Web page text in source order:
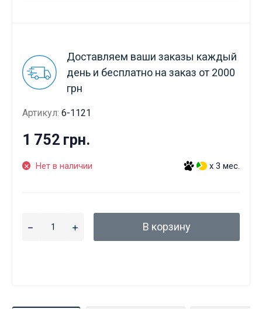
Доставляем ваши заказы каждый
день и бесплатно на заказ от 2000
грн
Артикул: 6-1121
1 752 грн.
Нет в наличии x 3 мес.
В корзину